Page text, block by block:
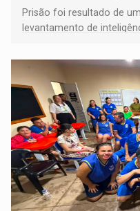
Prisão foi resultado de
levantamento de